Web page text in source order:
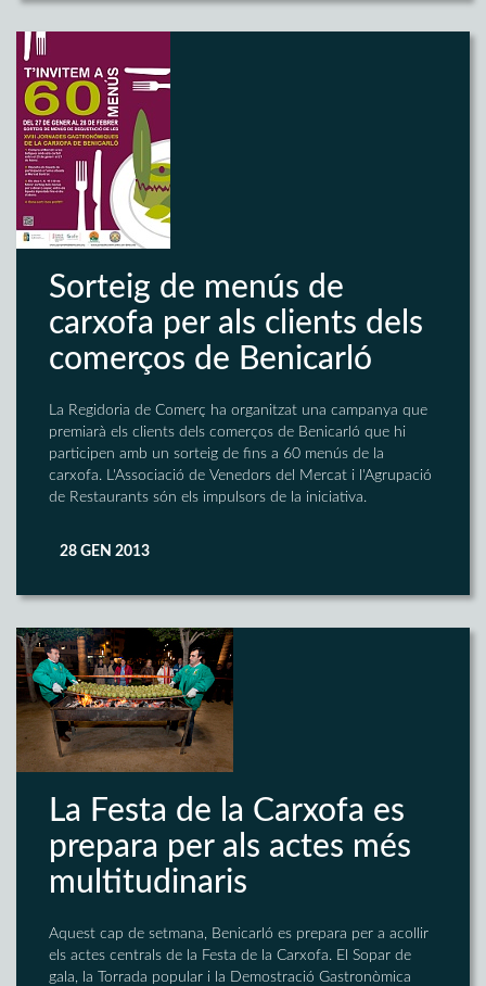
Sorteig de menús de
carxofa per als clients dels
comerços de Benicarló
La Regidoria de Comerç ha organitzat una campanya que
premiarà els clients dels comerços de Benicarló que hi
participen amb un sorteig de fins a 60 menús de la
carxofa. L'Associació de Venedors del Mercat i l'Agrupació
de Restaurants són els impulsors de la iniciativa.
28 GEN 2013
La Festa de la Carxofa es
prepara per als actes més
multitudinaris
Aquest cap de setmana, Benicarló es prepara per a acollir
els actes centrals de la Festa de la Carxofa. El Sopar de
gala, la Torrada popular i la Demostració Gastronòmica